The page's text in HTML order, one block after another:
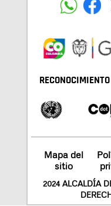
Mapa del
sitio
2024 ALCALDÍA